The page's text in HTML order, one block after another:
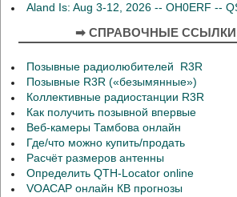
Aland Is: Aug 3-12, 2026 -- OH0ERF --
➡ СПРАВОЧНЫЕ ССЫЛКИ
Позывные радиолюбителей R3R
Позывные R3R («безымянные»)
Коллективные радиостанции R3R
Как получить позывной впервые
Веб-камеры Тамбова онлайн
Где/что можно купить/продать
Расчёт размеров антенны
Определить QTH-Locator online
VOACAP онлайн КВ прогнозы